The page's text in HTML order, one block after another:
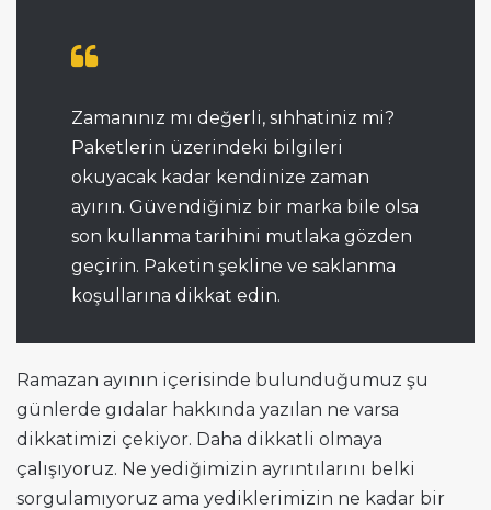
Zamanınız mı değerli, sıhhatiniz mi?
Paketlerin üzerindeki bilgileri
okuyacak kadar kendinize zaman
ayırın. Güvendiğiniz bir marka bile olsa
son kullanma tarihini mutlaka gözden
geçirin. Paketin şekline ve saklanma
koşullarına dikkat edin.
Ramazan ayının içerisinde bulunduğumuz şu
günlerde gıdalar hakkında yazılan ne varsa
dikkatimizi çekiyor. Daha dikkatli olmaya
çalışıyoruz. Ne yediğimizin ayrıntılarını belki
sorgulamıyoruz ama yediklerimizin ne kadar bir